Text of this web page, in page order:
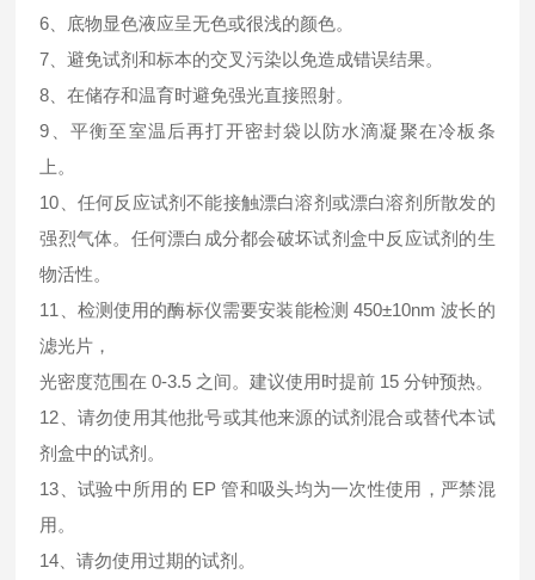
6、底物显色液应呈无色或很浅的颜色。
7、避免试剂和标本的交叉污染以免造成错误结果。
8、在储存和温育时避免强光直接照射。
9、平衡至室温后再打开密封袋以防水滴凝聚在冷板条
上。
10、任何反应试剂不能接触漂白溶剂或漂白溶剂所散发的
强烈气体。任何漂白成分都会破坏试剂盒中反应试剂的生
物活性。
11、检测使用的酶标仪需要安装能检测 450±10nm 波长的
滤光片，
光密度范围在 0-3.5 之间。建议使用时提前 15 分钟预热。
12、请勿使用其他批号或其他来源的试剂混合或替代本试
剂盒中的试剂。
13、试验中所用的 EP 管和吸头均为一次性使用，严禁混
用。
14、请勿使用过期的试剂。